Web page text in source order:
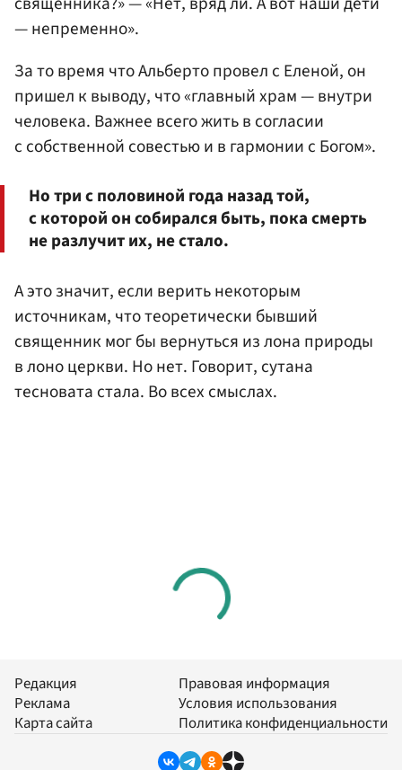
— непременно».
За то время что Альберто провел с Еленой, он
пришел к выводу, что «главный храм — внутри
человека. Важнее всего жить в согласии
с собственной совестью и в гармонии с Богом».
Но три с половиной года назад той,
с которой он собирался быть, пока смерть
не разлучит их, не стало.
А это значит, если верить некоторым
источникам, что теоретически бывший
священник мог бы вернуться из лона природы
в лоно церкви. Но нет. Говорит, сутана
тесновата стала. Во всех смыслах.
Редакция
Реклама
Карта сайта
Правовая информация
Условия использования
Политика конфиденциальности